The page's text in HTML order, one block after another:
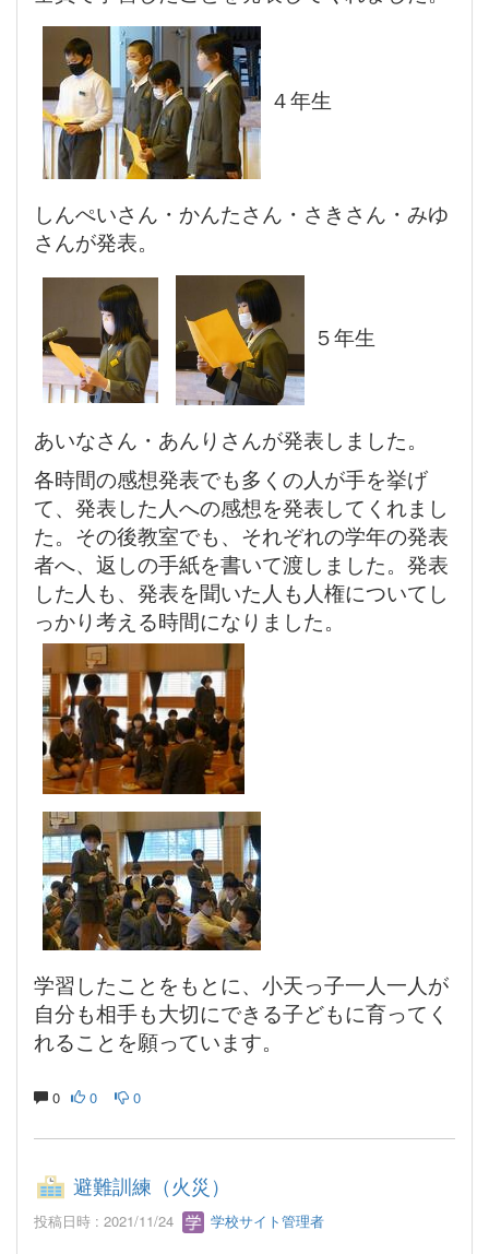
４年生
しんぺいさん・かんたさん・さきさん・みゆ
さんが発表。
５年生
あいなさん・あんりさんが発表しました。
各時間の感想発表でも多くの人が手を挙げ
て、発表した人への感想を発表してくれまし
た。その後教室でも、それぞれの学年の発表
者へ、返しの手紙を書いて渡しました。発表
した人も、発表を聞いた人も人権についてし
っかり考える時間になりました。
学習したことをもとに、小天っ子一人一人が
自分も相手も大切にできる子どもに育ってく
れることを願っています。
0 0 0
避難訓練（火災）
投稿日時 : 2021/11/24 学校サイト管理者